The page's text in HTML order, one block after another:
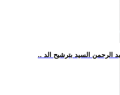
الرحمن السيد بترشيح الد